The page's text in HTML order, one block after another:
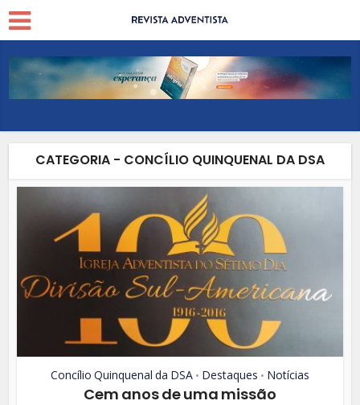
CATEGORIA - CONCÍLIO QUINQUENAL DA DSA
Concílio Quinquenal da DSA • Destaques • Notícias
Cem anos de uma missão